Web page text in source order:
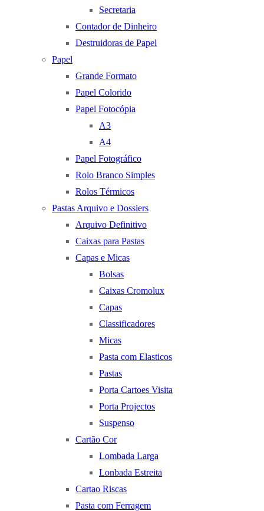
Secretaria
Contador de Dinheiro
Destruidoras de Papel
Papel
Grande Formato
Papel Colorido
Papel Fotocópia
A3
A4
Papel Fotográfico
Rolo Branco Simples
Rolos Térmicos
Pastas Arquivo e Dossiers
Arquivo Definitivo
Caixas para Pastas
Capas e Micas
Bolsas
Caixas Cromolux
Capas
Classificadores
Micas
Pasta com Elasticos
Pastas
Porta Cartoes Visita
Porta Projectos
Suspenso
Cartão Cor
Lombada Larga
Lonbada Estreita
Cartao Riscas
Pasta com Ferragem